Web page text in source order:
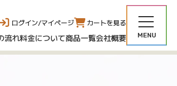
ログイン/マイページ カートを見る
流れ料金について商品一覧会社概要